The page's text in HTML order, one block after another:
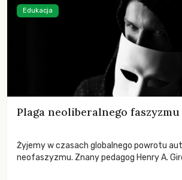
Plaga neoliberalnego faszyzmu
Żyjemy w czasach globalnego powrotu
neofaszyzmu. Znany pedagog Henry A.
Edukacja